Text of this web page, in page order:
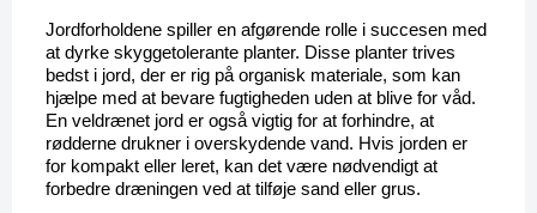
Jordforholdene spiller en afgørende rolle i succesen med
at dyrke skyggetolerante planter. Disse planter trives
bedst i jord, der er rig på organisk materiale, som kan
hjælpe med at bevare fugtigheden uden at blive for våd.
En veldrænet jord er også vigtig for at forhindre, at
rødderne drukner i overskydende vand. Hvis jorden er
for kompakt eller leret, kan det være nødvendigt at
forbedre dræningen ved at tilføje sand eller grus.